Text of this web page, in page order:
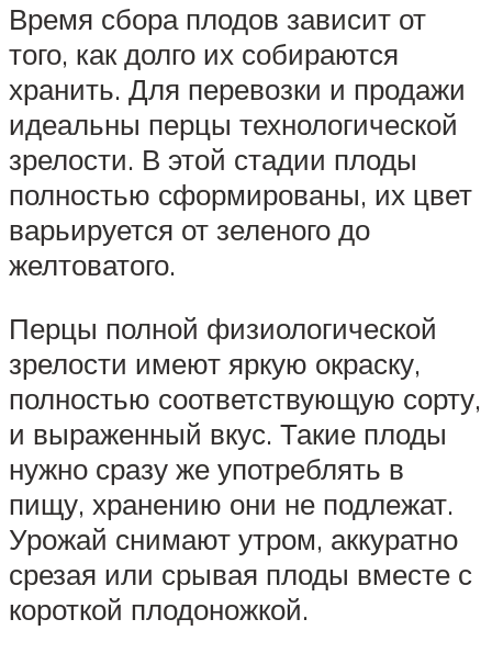
Время сбора плодов зависит от
того, как долго их собираются
хранить. Для перевозки и продажи
идеальны перцы технологической
зрелости. В этой стадии плоды
полностью сформированы, их цвет
варьируется от зеленого до
желтоватого.
Перцы полной физиологической
зрелости имеют яркую окраску,
полностью соответствующую сорту,
и выраженный вкус. Такие плоды
нужно сразу же употреблять в
пищу, хранению они не подлежат.
Урожай снимают утром, аккуратно
срезая или срывая плоды вместе с
короткой плодоножкой.